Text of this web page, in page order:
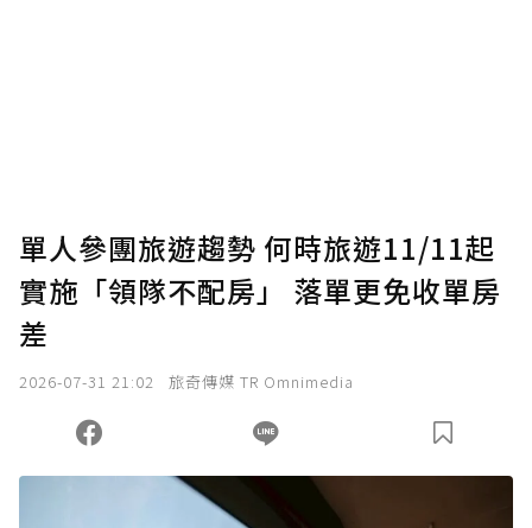
單人參團旅遊趨勢 何時旅遊11/11起
實施「領隊不配房」 落單更免收單房
差
2026-07-31 21:02 旅奇傳媒 TR Omnimedia